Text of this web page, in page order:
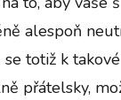
alespoň
totiž k
přátelsky,